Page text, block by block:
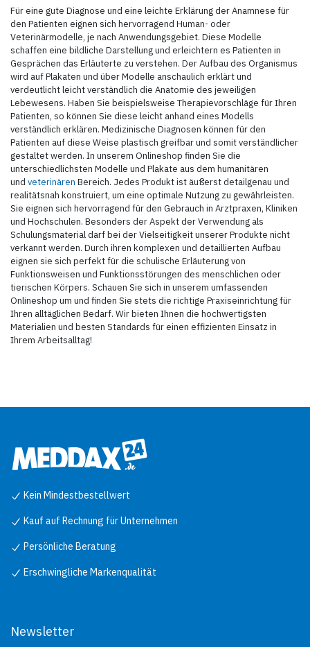
Für eine gute Diagnose und eine leichte Erklärung der Anamnese für
den Patienten eignen sich hervorragend Human- oder
Veterinärmodelle, je nach Anwendungsgebiet. Diese Modelle
schaffen eine bildliche Darstellung und erleichtern es Patienten in
Gesprächen das Erläuterte zu verstehen. Der Aufbau des Organismus
wird auf Plakaten und über Modelle anschaulich erklärt und
verdeutlicht leicht verständlich die Anatomie des jeweiligen
Lebewesens. Haben Sie beispielsweise Therapievorschläge für Ihren
Patienten, so können Sie diese leicht anhand eines Modells
verständlich erklären. Medizinische Diagnosen können für den
Patienten auf diese Weise plastisch greifbar und somit verständlicher
gestaltet werden. In unserem Onlineshop finden Sie die
unterschiedlichsten Modelle und Plakate aus dem humanitären
und veterinären Bereich. Jedes Produkt ist äußerst detailgenau und
realitätsnah konstruiert, um eine optimale Nutzung zu gewährleisten.
Sie eignen sich hervorragend für den Gebrauch in Arztpraxen, Kliniken
und Hochschulen. Besonders der Aspekt der Verwendung als
Schulungsmaterial darf bei der Vielseitigkeit unserer Produkte nicht
verkannt werden. Durch ihren komplexen und detaillierten Aufbau
eignen sie sich perfekt für die schulische Erläuterung von
Funktionsweisen und Funktionsstörungen des menschlichen oder
tierischen Körpers. Schauen Sie sich in unserem umfassenden
Onlineshop um und finden Sie stets die richtige Praxiseinrichtung für
Ihren alltäglichen Bedarf. Wir bieten Ihnen die hochwertigsten
Materialien und besten Standards für einen effizienten Einsatz in
Ihrem Arbeitsalltag!
Kein Mindestbestellwert
Kauf auf Rechnung für Unternehmen
Persönliche Beratung
Erschwingliche Markenqualität
Newsletter